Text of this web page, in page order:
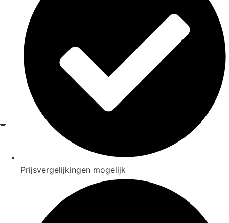
Prijsvergelijkingen mogelijk